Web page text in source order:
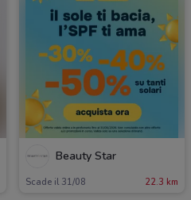
Beauty Star
Scade il 31/08 22.3 km